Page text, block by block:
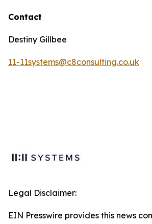
Contact
Destiny Gillbee
11-11systems@c8consulting.co.uk
Legal Disclaimer:
EIN Presswire provides this news